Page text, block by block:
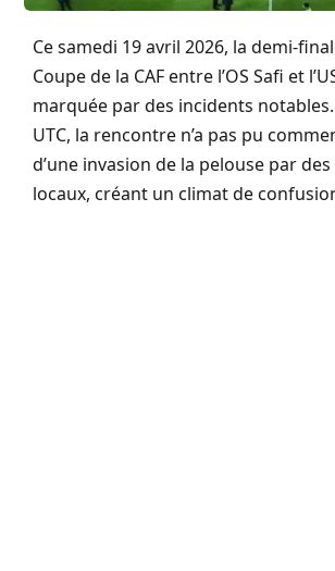
Ce samedi 19 avril 2026, la demi-
Coupe de la CAF entre l’OS Safi et
marquée par des incidents
UTC, la rencontre n’a pas pu
d’une invasion de la pelouse par
locaux, créant un climat de